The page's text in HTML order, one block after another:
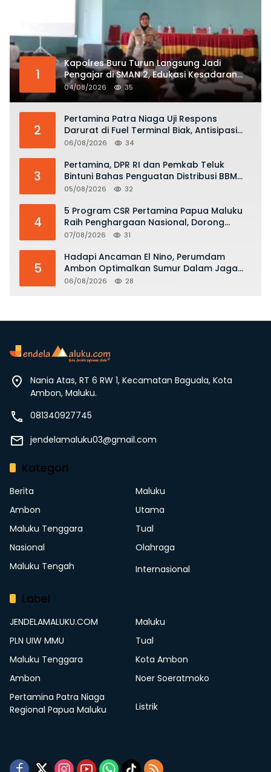
1
Kapolres Buru Turun Langsung Jadi
Pengajar di SMAN 2, Edukasi Kesadaran
Hukum dan Stop Kekerasan
04/08/2026 35
2
Pertamina Patra Niaga Uji Respons
Darurat di Fuel Terminal Biak, Antisipasi
Risiko Kebakaran dan Tumpahan BBM
06/08/2026 34
3
Pertamina, DPR RI dan Pemkab Teluk
Bintuni Bahas Penguatan Distribusi BBM
dan LPG
05/08/2026 32
4
5 Program CSR Pertamina Papua Maluku
Raih Penghargaan Nasional, Dorong
Pemberdayaan Ekonomi hingga
07/08/2026 31
5
Hadapi Ancaman El Nino, Perumdam
Ambon Optimalkan Sumur Dalam Jaga
Pasokan Air Bersih
06/08/2026 28
Nania Atas, RT 6 RW 1, Kecamatan Baguala, Kota
Ambon, Maluku.
081340927745
jendelamaluku03@gmail.com
Kategori
Berita
Maluku
Ambon
Utama
Maluku Tenggara
Tual
Nasional
Olahraga
Maluku Tengah
Internasional
Label
JENDELAMALUKU.COM
Maluku
PLN UIW MMU
Tual
Maluku Tenggara
Kota Ambon
Ambon
Noer Soeratmoko
Pertamina Patra Niaga
Regional Papua Maluku
Listrik